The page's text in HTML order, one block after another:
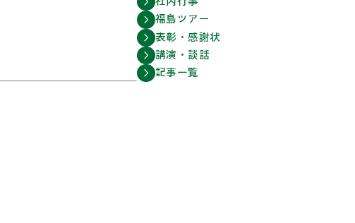
福島ツアー
表彰・感謝状
講演・談話
記事一覧